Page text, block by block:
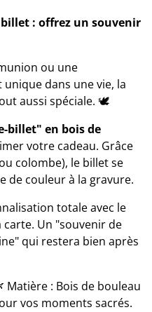
: offrez un souvenir
ou une
dans une vie, la
aussi spéciale. 🕊️
billet" en bois de
votre cadeau. Grâce
colombe), le billet se
de couleur à la gravure.
totale avec le
Un "souvenir de
qui restera bien après
Matière : Bois de bouleau
vos moments sacrés.